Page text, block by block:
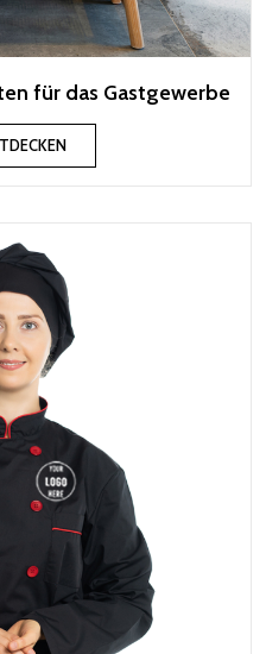
für das Gastgewerbe